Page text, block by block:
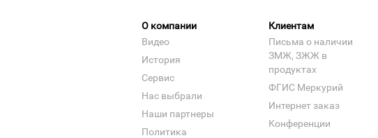
О компании
Видео
История
Сервис
Нас выбрали
Наши партнеры
Политика
Клиентам
Письма о наличии
ЗМЖ, ЗЖЖ в
продуктах
ФГИС Меркурий
Интернет заказ
Конференции